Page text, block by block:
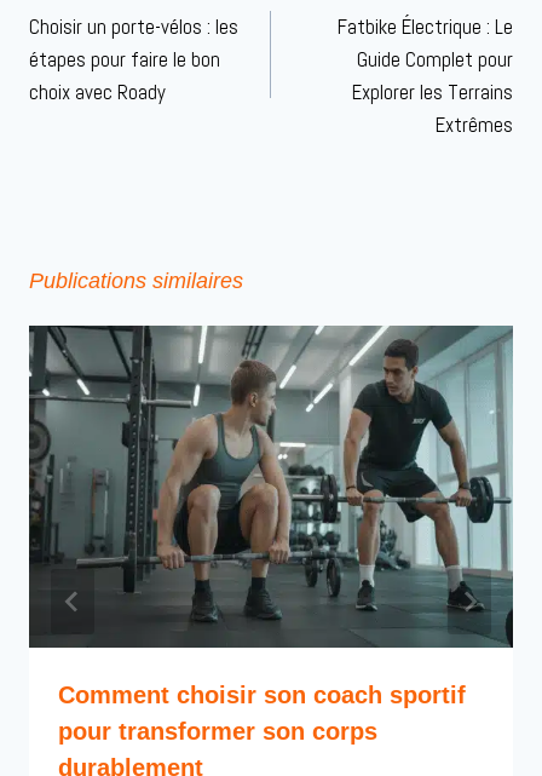
de
Choisir un porte-vélos : les
étapes pour faire le bon
choix avec Roady
Fatbike Électrique : Le
Guide Complet pour
Explorer les Terrains
Extrêmes
Publications similaires
Comment choisir son coach sportif
pour transformer son corps
durablement